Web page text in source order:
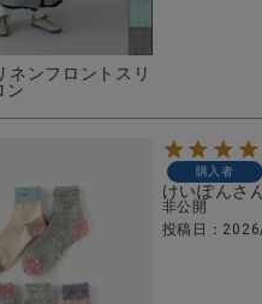
ネンフロントスリ
ン
購入者
けいぽん
非公開
投稿日